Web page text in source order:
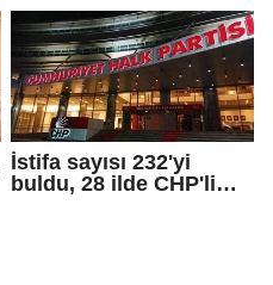
soruşturması
İstifa sayısı 232'yi
buldu, 28 ilde CHP'li